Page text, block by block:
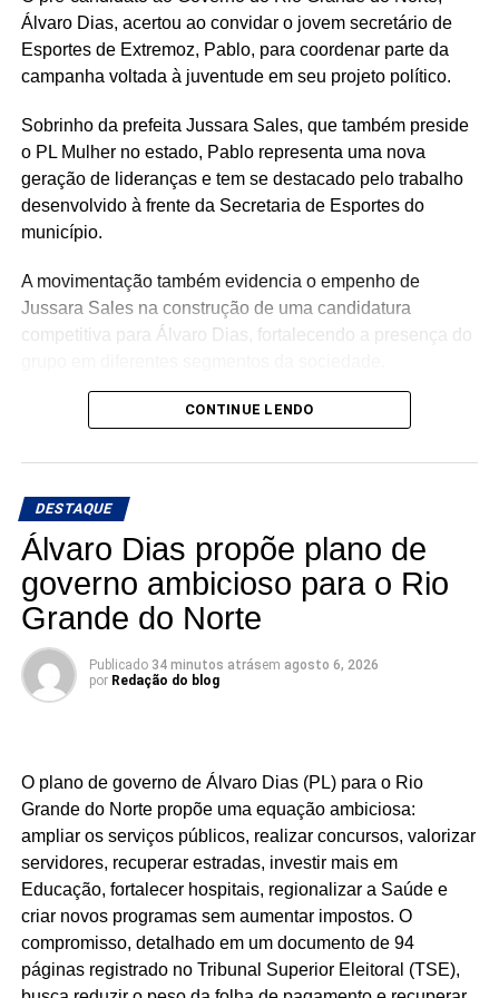
Álvaro Dias, acertou ao convidar o jovem secretário de
Esportes de Extremoz, Pablo, para coordenar parte da
campanha voltada à juventude em seu projeto político.
Sobrinho da prefeita Jussara Sales, que também preside
o PL Mulher no estado, Pablo representa uma nova
geração de lideranças e tem se destacado pelo trabalho
desenvolvido à frente da Secretaria de Esportes do
município.
A movimentação também evidencia o empenho de
Jussara Sales na construção de uma candidatura
competitiva para Álvaro Dias, fortalecendo a presença do
Com a chegada de Pablo, o PL Jovem ganha um
com a juventude e capacidade de mobilização para a
CONTINUE LENDO
DESTAQUE
Álvaro Dias propõe plano de
governo ambicioso para o Rio
Grande do Norte
Publicado 34 minutos atrásem agosto 6, 2026
por Redação do blog
O plano de governo de Álvaro Dias (PL) para o Rio
Grande do Norte propõe uma equação ambiciosa:
ampliar os serviços públicos, realizar concursos, valorizar
servidores, recuperar estradas, investir mais em
Educação, fortalecer hospitais, regionalizar a Saúde e
criar novos programas sem aumentar impostos. O
compromisso, detalhado em um documento de 94
páginas registrado no Tribunal Superior Eleitoral (TSE),